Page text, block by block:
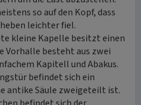
so auf den Kopf, dass
leichter fiel.
kleine Kapelle besitzt einen
Vorhalle besteht aus zwei
Kapitell und Abakus.
befindet sich ein
antike Säule zweigeteilt ist.